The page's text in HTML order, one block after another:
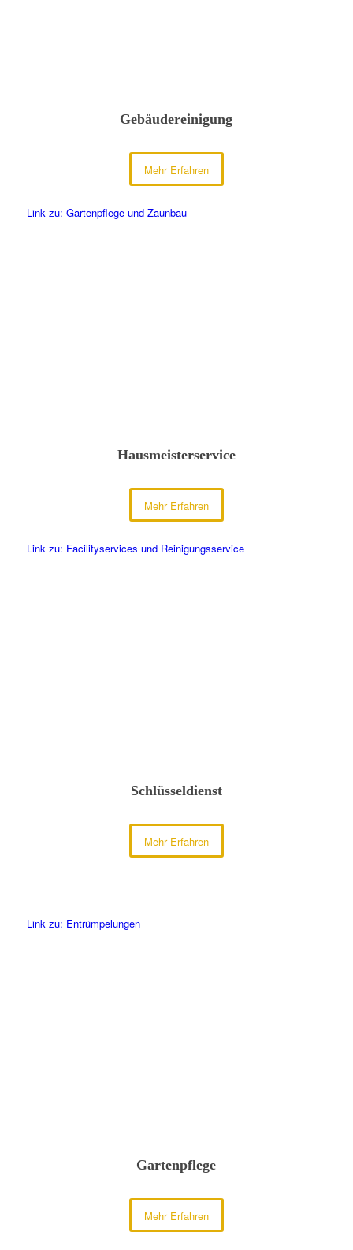
Gebäudereinigung
Mehr Erfahren
Link zu: Gartenpflege und Zaunbau
Hausmeisterservice
Mehr Erfahren
Link zu: Facilityservices und Reinigungsservice
Schlüsseldienst
Mehr Erfahren
Link zu: Entrümpelungen
Gartenpflege
Mehr Erfahren